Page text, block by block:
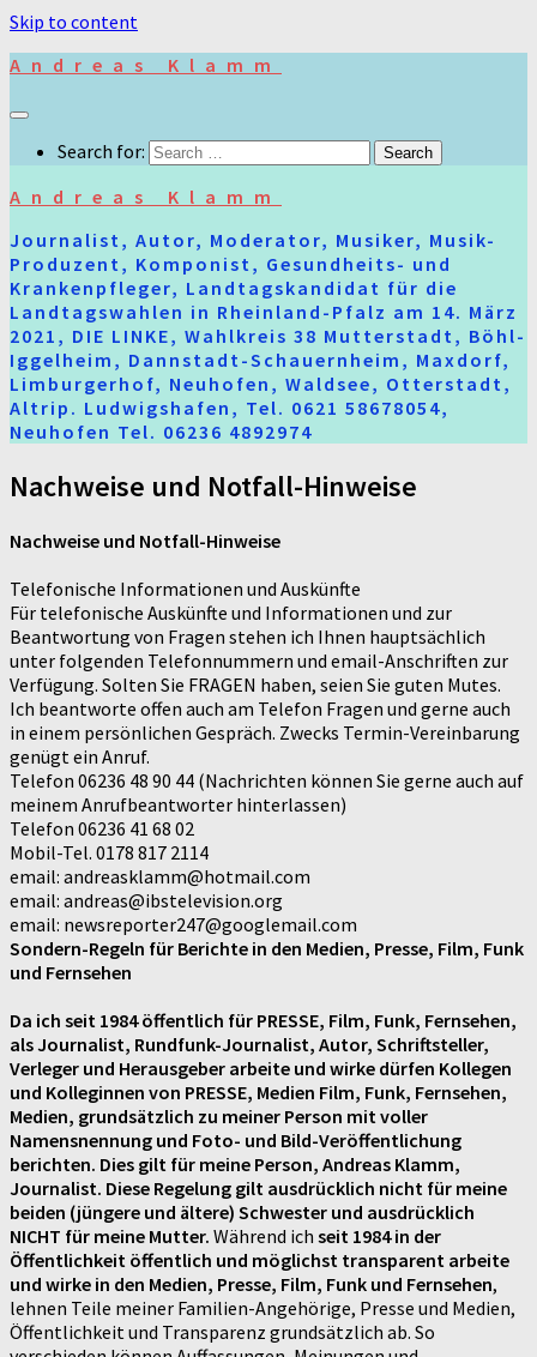
Skip to content
Andreas Klamm
Search for:
Andreas Klamm
Journalist, Autor, Moderator, Musiker, Musik-
Produzent, Komponist, Gesundheits- und
Krankenpfleger, Landtagskandidat für die
Landtagswahlen in Rheinland-Pfalz am 14. März
2021, DIE LINKE, Wahlkreis 38 Mutterstadt, Böhl-
Iggelheim, Dannstadt-Schauernheim, Maxdorf,
Limburgerhof, Neuhofen, Waldsee, Otterstadt,
Altrip. Ludwigshafen, Tel. 0621 58678054,
Neuhofen Tel. 06236 4892974
Nachweise und Notfall-Hinweise
Nachweise und Notfall-Hinweise
Telefonische Informationen und Auskünfte
Für telefonische Auskünfte und Informationen und zur
Beantwortung von Fragen stehen ich Ihnen hauptsächlich
unter folgenden Telefonnummern und email-Anschriften zur
Verfügung. Solten Sie FRAGEN haben, seien Sie guten Mutes.
Ich beantworte offen auch am Telefon Fragen und gerne auch
in einem persönlichen Gespräch. Zwecks Termin-Vereinbarung
genügt ein Anruf.
Telefon 06236 48 90 44 (Nachrichten können Sie gerne auch auf
meinem Anrufbeantworter hinterlassen)
Telefon 06236 41 68 02
Mobil-Tel. 0178 817 2114
email: andreasklamm@hotmail.com
email: andreas@ibstelevision.org
email: newsreporter247@googlemail.com
Sondern-Regeln für Berichte in den Medien, Presse, Film, Funk
und Fernsehen
Da ich seit 1984 öffentlich für PRESSE, Film, Funk, Fernsehen,
als Journalist, Rundfunk-Journalist, Autor, Schriftsteller,
Verleger und Herausgeber arbeite und wirke dürfen Kollegen
und Kolleginnen von PRESSE, Medien Film, Funk, Fernsehen,
Medien, grundsätzlich zu meiner Person mit voller
Namensnennung und Foto- und Bild-Veröffentlichung
berichten. Dies gilt für meine Person, Andreas Klamm,
Journalist. Diese Regelung gilt ausdrücklich nicht für meine
beiden (jüngere und ältere) Schwester und ausdrücklich
NICHT für meine Mutter. Während ich seit 1984 in der
Öffentlichkeit öffentlich und möglichst transparent arbeite
und wirke in den Medien, Presse, Film, Funk und Fernsehen,
lehnen Teile meiner Familien-Angehörige, Presse und Medien,
Öffentlichkeit und Transparenz grundsätzlich ab. So